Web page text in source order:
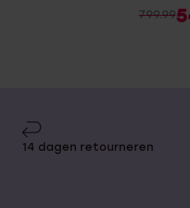
799.99
14 dagen retourneren